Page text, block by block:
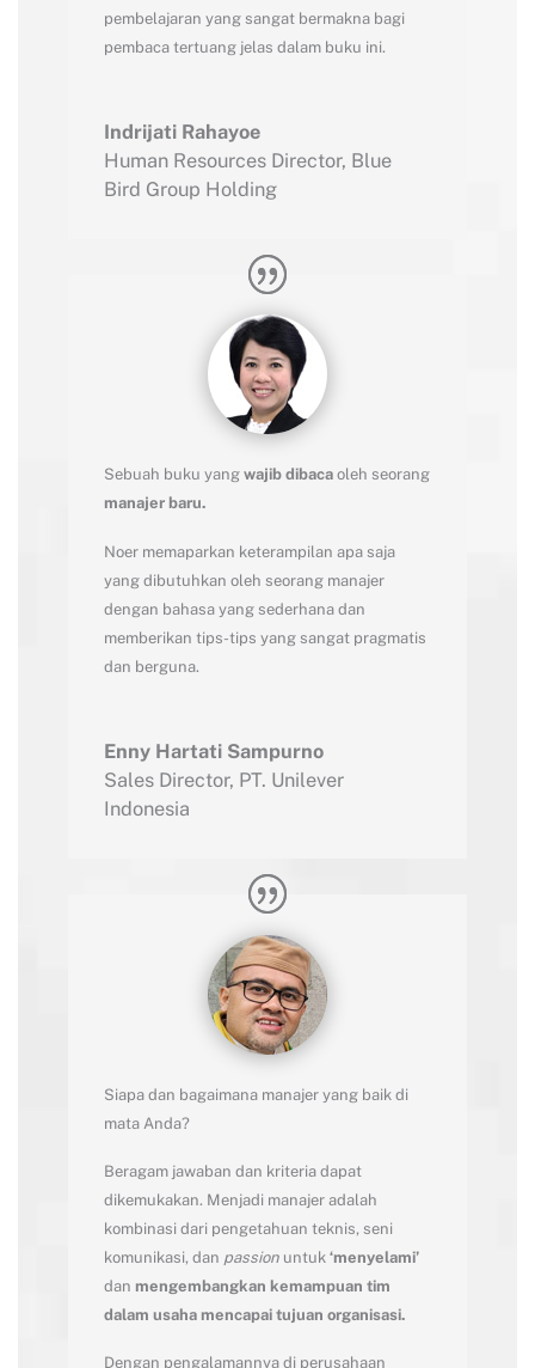
pembelajaran yang sangat bermakna bagi
pembaca tertuang jelas dalam buku ini.
Indrijati Rahayoe
Human Resources Director, Blue
Bird Group Holding
Sebuah buku yang wajib dibacaoleh seorang
manajer baru.
Noer memaparkan keterampilan apa saja
yang dibutuhkan oleh seorang manajer
dengan bahasa yang sederhana dan
memberikan tips-tips yang sangat pragmatis
dan berguna.
Enny Hartati Sampurno
Sales Director, PT. Unilever
Indonesia
Siapa dan bagaimana manajer yang baik di
mata Anda?
Beragam jawaban dan kriteria dapat
dikemukakan. Menjadi manajer adalah
kombinasi dari pengetahuan teknis, seni
komunikasi, dan passionuntuk ‘menyelami’
dan mengembangkan kemampuan tim
dalam usaha mencapai tujuan organisasi.
Dengan pengalamannya di perusahaan